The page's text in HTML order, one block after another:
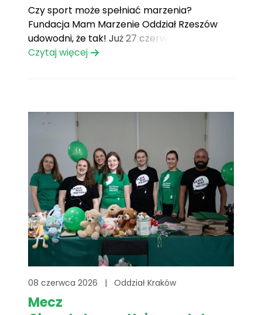
Czy sport może spełniać marzenia?
Fundacja Mam Marzenie Oddział Rzeszów
udowodni, że tak! Już 27 czerwca 2026 roku
w Hali ROSiR przy ul. Pułaskiego 13 odbędzie
dzieciom zmagającym się z chorobami
zagrażającymi[...]
Czytaj więcej
08 czerwca 2026 | Oddział Kraków
Mecz